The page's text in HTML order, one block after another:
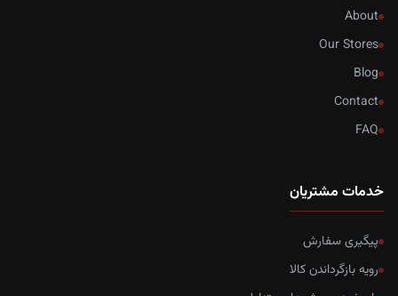
About
Our Stores
Blog
Contact
FAQ
خدمات مشتریان
پیگیری سفارش
رویه بازگرداندن کالا